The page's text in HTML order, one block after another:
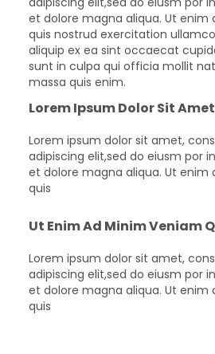
et dolore magna aliqua. Ut enim
quis nostrud exercitation
aliquip ex ea sint occaecat
sunt in culpa qui officia mollit
massa quis enim.
Lorem Ipsum Dolor Sit
Lorem ipsum dolor sit amet,
adipiscing elit,sed do eiusm por
et dolore magna aliqua. Ut enim
quis
Ut Enim Ad Minim Veniam
Lorem ipsum dolor sit amet,
adipiscing elit,sed do eiusm por
et dolore magna aliqua. Ut enim
quis